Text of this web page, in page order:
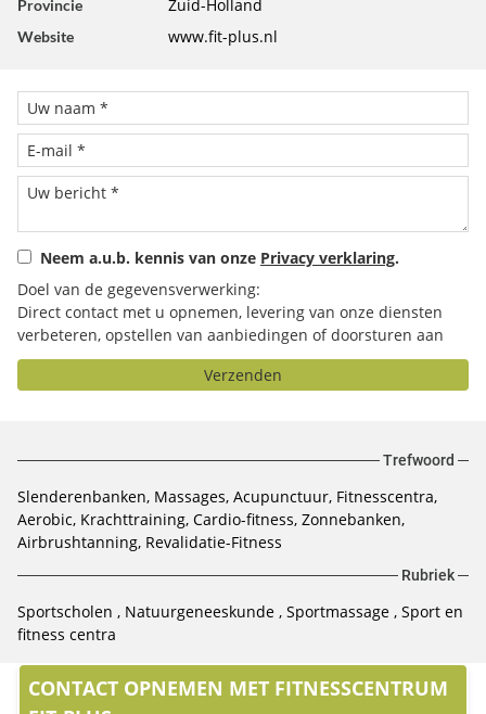
Provincie Zuid-Holland
Website www.fit-plus.nl
Neem a.u.b. kennis van onze Privacy verklaring.
Doel van de gegevensverwerking:
Direct contact met u opnemen, levering van onze diensten
verbeteren, opstellen van aanbiedingen of doorsturen aan
het door u geselecteerde bedrijf.
Verzenden
Trefwoord
Slenderenbanken, Massages, Acupunctuur, Fitnesscentra,
Aerobic, Krachttraining, Cardio-fitness, Zonnebanken,
Airbrushtanning, Revalidatie-Fitness
Rubriek
Sportscholen Natuurgeneeskunde Sportmassage Sport en
fitness centra
CONTACT OPNEMEN MET FITNESSCENTRUM